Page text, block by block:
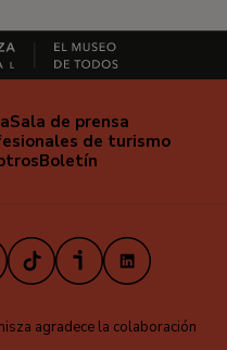
Sala de prensa
de turismo
Boletín
TikTokiVooxLinkedIn
agradece la colaboración